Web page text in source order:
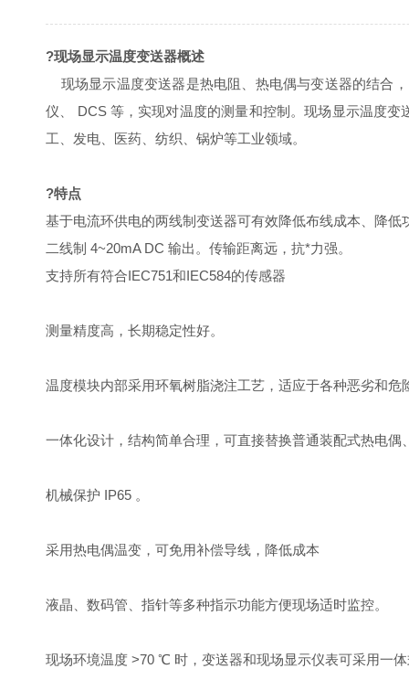
?现场显示温度变送器概述
现场显示温度变送器是热电阻、热电偶与变送器的结合
仪、 DCS 等，实现对温度的测量和控制。现场显示温度变
工、发电、医药、纺织、锅炉等工业领域。
?特点
基于电流环供电的两线制变送器可有效降低布线成本、降低
二线制 4~20mA DC 输出。传输距离远，抗*力强。
支持所有符合IEC751和IEC584的传感器
测量精度高，长期稳定性好。
温度模块内部采用环氧树脂浇注工艺，适应于各种恶劣和危
一体化设计，结构简单合理，可直接替换普通装配式热电偶
机械保护 IP65 。
采用热电偶温变，可免用补偿导线，降低成本
液晶、数码管、指针等多种指示功能方便现场适时监控。
现场环境温度 >70 ℃ 时，变送器和现场显示仪表可采用一